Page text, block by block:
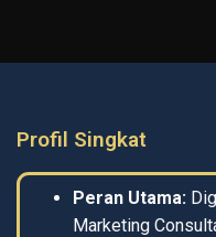
Profil Singkat
Peran Utama:
Marketing